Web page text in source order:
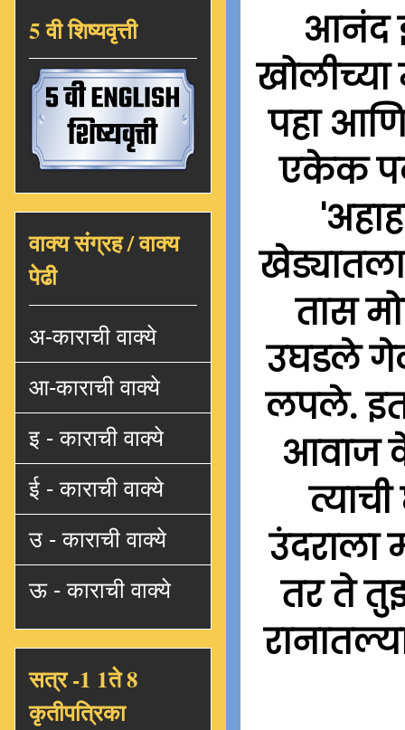
आनंद
पहा
एकेक
तास
उघडले
लपले.
आवाज
तर ते
5 वी शिष्यवृत्ती
वाक्य संग्रह / वाक्य
पेढी
अ-काराची वाक्ये
आ-काराची वाक्ये
इ - काराची वाक्ये
ई - काराची वाक्ये
उ - काराची वाक्ये
ऊ - काराची वाक्ये
सत्र -1 1ते 8
कृतीपत्रिका